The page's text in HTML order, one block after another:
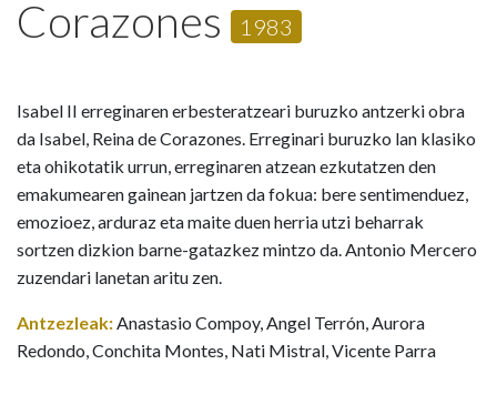
Corazones
1983
Isabel II erreginaren erbesteratzeari buruzko antzerki obra
da Isabel, Reina de Corazones. Erreginari buruzko lan klasiko
eta ohikotatik urrun, erreginaren atzean ezkutatzen den
emakumearen gainean jartzen da fokua: bere sentimenduez,
emozioez, arduraz eta maite duen herria utzi beharrak
sortzen dizkion barne-gatazkez mintzo da. Antonio Mercero
zuzendari lanetan aritu zen.
Antzezleak:Anastasio Compoy, Angel Terrón, Aurora
Redondo, Conchita Montes, Nati Mistral, Vicente Parra